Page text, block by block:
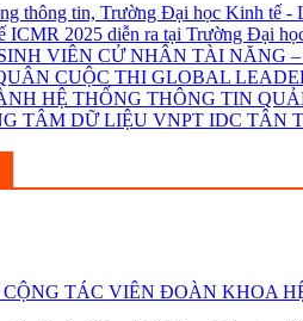
thông tin, Trường Đại học Kinh tế
ICMR 2025 diễn ra tại Trường Đại
VIÊN CỬ NHÂN TÀI NĂNG
CUỘC THI GLOBAL
HỆ THỐNG THÔNG TIN
TÂM DỮ LIỆU VNPT IDC TÂN
TÁC VIÊN ĐOÀN KHOA